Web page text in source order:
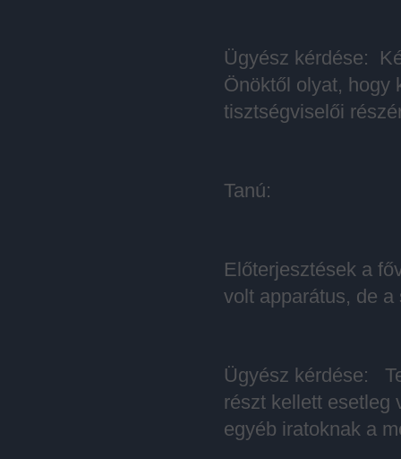
Ügyész kérdése:
Önöktől olyat, hogy
tisztségviselői
Tanú:
Előterjesztések a
volt apparátus, de
Ügyész kérdése:
részt kellett esetleg
egyéb iratoknak a